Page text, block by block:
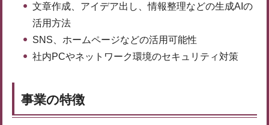
文章作成、アイデア出し、情報整理などの生成AIの
活用方法
SNS、ホームページなどの活用可能性
社内PCやネットワーク環境のセキュリティ対策
事業の特徴